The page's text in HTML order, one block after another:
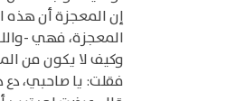
إن المعجزة أن هذه
المعجزة، فهي -
وكيف لا يكون من
فقلت: يا صاحبي، دع